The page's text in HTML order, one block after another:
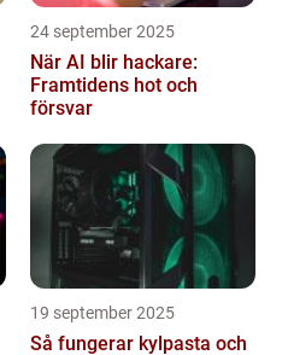
24 september 2025
När AI blir hackare:
Framtidens hot och
försvar
19 september 2025
Så fungerar kylpasta och